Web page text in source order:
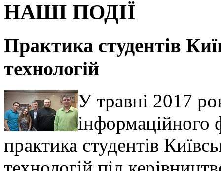
НАШІ ПОДІЇ
Практика студентів
технологій
У травні 2017
практика студентів